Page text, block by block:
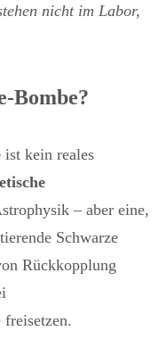
nicht im Labor,
Bombe?
ist kein reales
– aber eine,
Schwarze
Rückkopplung
freisetzen.